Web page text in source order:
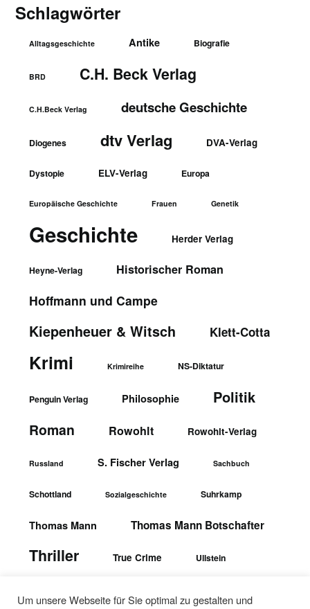
Schlagwörter
Alltagsgeschichte Antike Biografie
BRD C.H. Beck Verlag
C.H.Beck Verlag deutsche Geschichte
Diogenes dtv Verlag DVA-Verlag
Dystopie ELV-Verlag Europa
Europäische Geschichte Frauen Genetik
Geschichte Herder Verlag
Heyne-Verlag Historischer Roman
Hoffmann und Campe
Kiepenheuer & Witsch Klett-Cotta
Krimi Krimireihe NS-Diktatur
Penguin Verlag Philosophie Politik
Roman Rowohlt Rowohlt-Verlag
Russland S. Fischer Verlag Sachbuch
Schottland Sozialgeschichte Suhrkamp
Thomas Mann Thomas Mann Botschafter
Thriller True Crime Ullstein
Um unsere Webseite für Sie optimal zu gestalten und